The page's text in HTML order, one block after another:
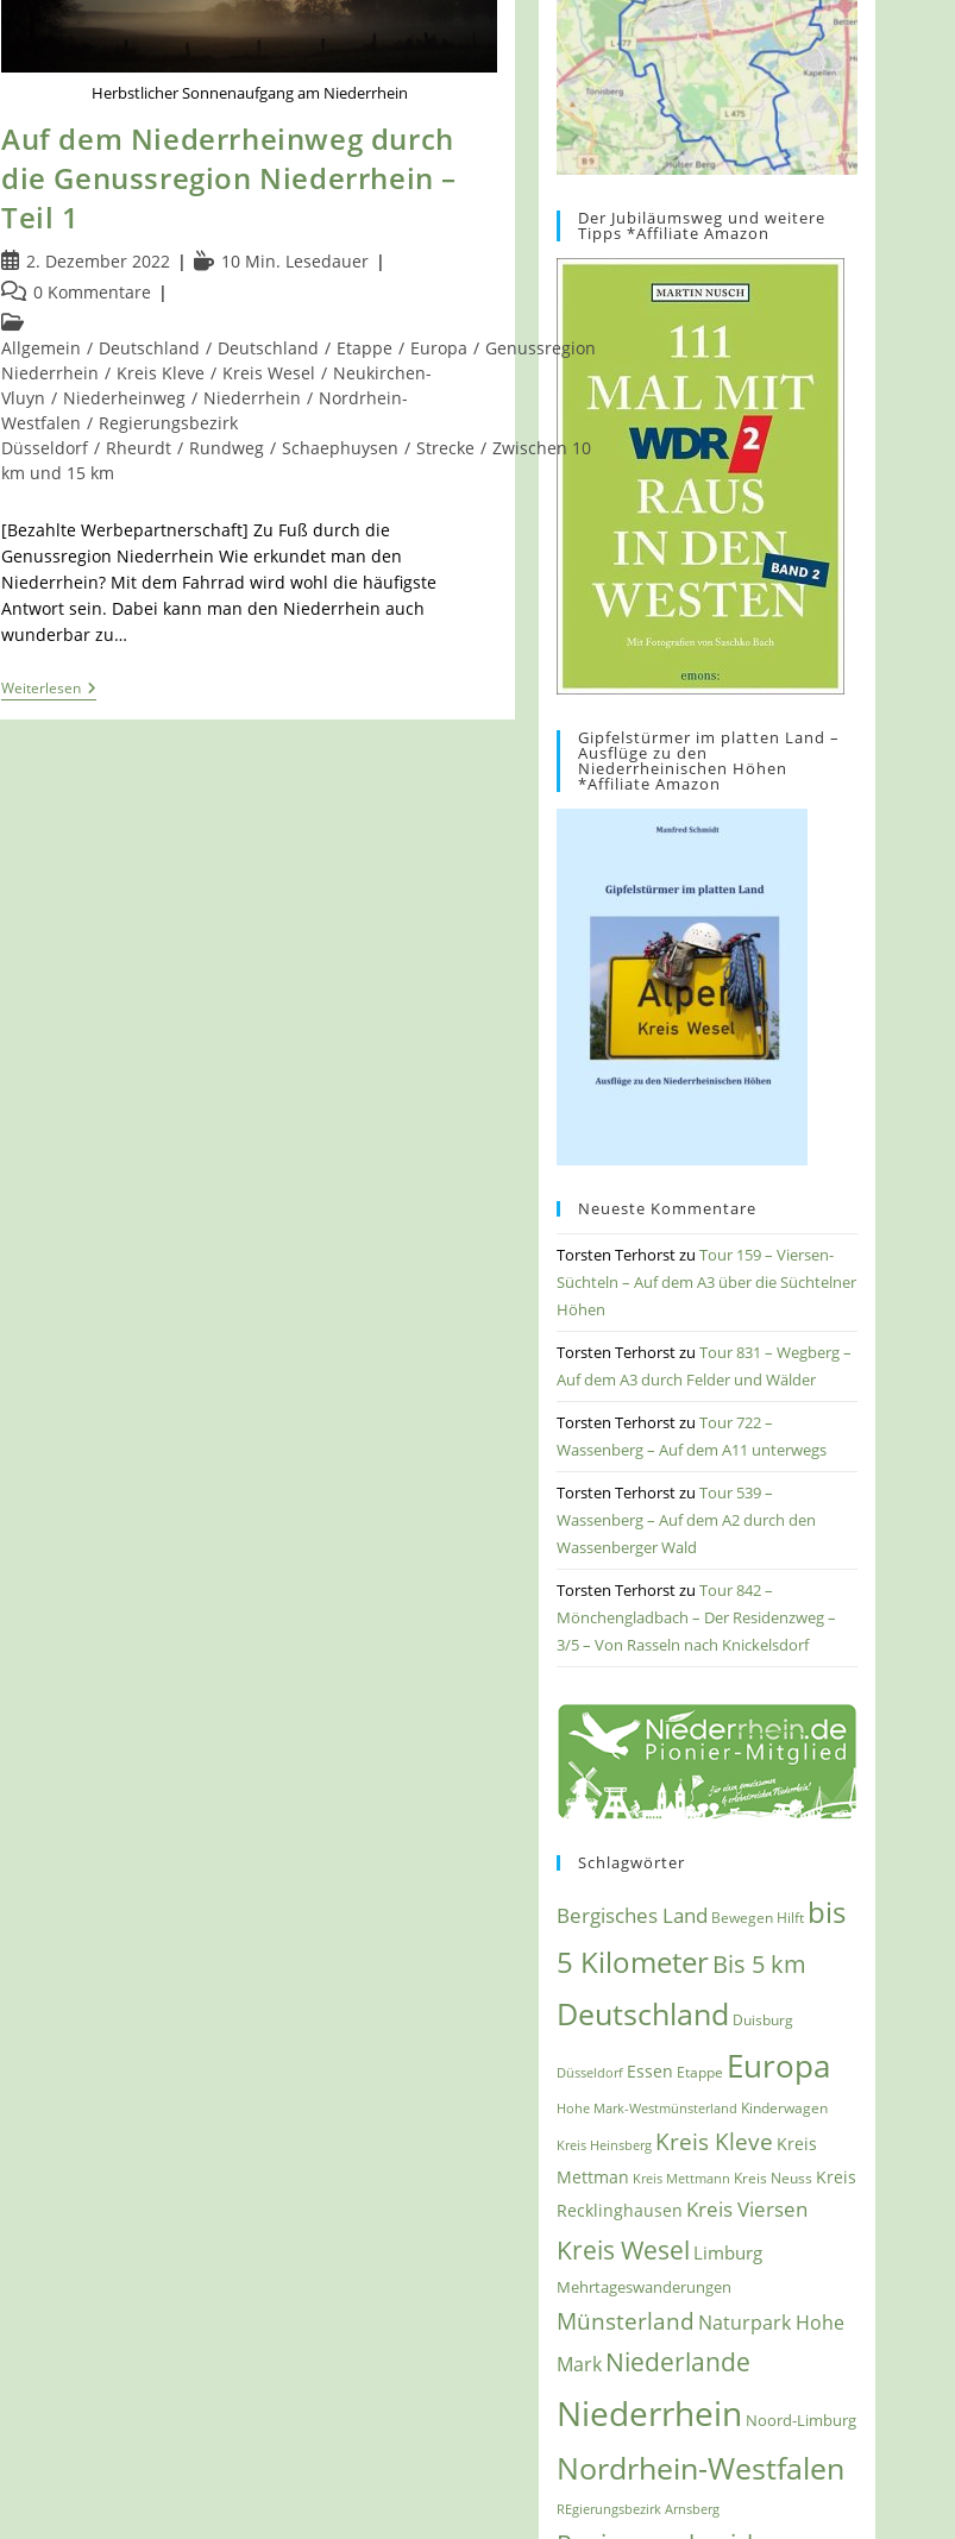
Herbstlicher Sonnenaufgang am Niederrhein
Auf dem Niederrheinweg durch
die Genussregion Niederrhein –
Teil 1
Beitrag
veröffentlicht:
2. Dezember 2022 Lesedauer:
10 Min. Lesedauer
Beitrags-
Kommentare:
0 Kommentare
Beitrags-
Kategorie:
Allgemein / Deutschland / Deutschland / Etappe / Europa / Genussregion
Niederrhein / Kreis Kleve / Kreis Wesel / Neukirchen-
Vluyn / Niederheinweg / Niederrhein / Nordrhein-
Westfalen / Regierungsbezirk
Düsseldorf / Rheurdt / Rundweg / Schaephuysen / Strecke / Zwischen 10
km und 15 km
[Bezahlte Werbepartnerschaft] Zu Fuß durch die
Genussregion Niederrhein Wie erkundet man den
Niederrhein? Mit dem Fahrrad wird wohl die häufigste
Antwort sein. Dabei kann man den Niederrhein auch
wunderbar zu…
WeiterlesenAuf
Dem
Niederrheinweg
Der Jubiläumsweg und weitere
Tipps *Affiliate Amazon
Gipfelstürmer im platten Land –
Ausflüge zu den
Niederrheinischen Höhen
*Affiliate Amazon
Neueste Kommentare
Torsten TerhorstzuTour 159 – Viersen-
Süchteln – Auf dem A3 über die Süchtelner
Höhen
Torsten TerhorstzuTour 831 – Wegberg –
Auf dem A3 durch Felder und Wälder
Torsten TerhorstzuTour 722 –
Wassenberg – Auf dem A11 unterwegs
Torsten TerhorstzuTour 539 –
Wassenberg – Auf dem A2 durch den
Wassenberger Wald
Torsten TerhorstzuTour 842 –
Mönchengladbach – Der Residenzweg –
3/5 – Von Rasseln nach Knickelsdorf
Schlagwörter
Bergisches Land Bewegen Hilft bis
5 KilometerBis 5 km
Deutschland Duisburg
Düsseldorf Essen Etappe Europa
Hohe Mark-Westmünsterland Kinderwagen
Kreis Heinsberg Kreis Kleve Kreis
Mettman Kreis Mettmann Kreis Neuss Kreis
Recklinghausen Kreis Viersen
Kreis Wesel Limburg
Mehrtageswanderungen
Münsterland Naturpark Hohe
Mark Niederlande
Niederrhein Noord-Limburg
Nordrhein-Westfalen
REgierungsbezirk Arnsberg